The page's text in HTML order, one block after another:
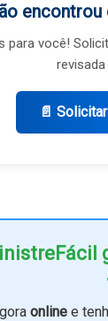
para você!
📄
online e